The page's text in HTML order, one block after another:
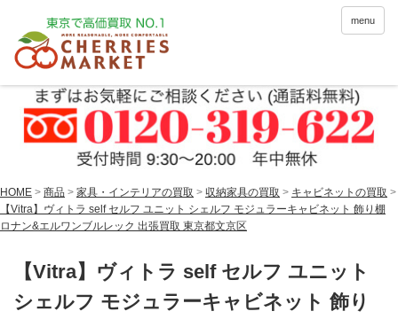
menu
HOME > 商品 > 家具・インテリアの買取 > 収納家具の買取 > キャビネットの買取 >
【Vitra】ヴィトラ self セルフ ユニット シェルフ モジュラーキャビネット 飾り棚
ロナン&エルワンブルレック 出張買取 東京都文京区
【Vitra】ヴィトラ self セルフ ユニット
シェルフ モジュラーキャビネット 飾り